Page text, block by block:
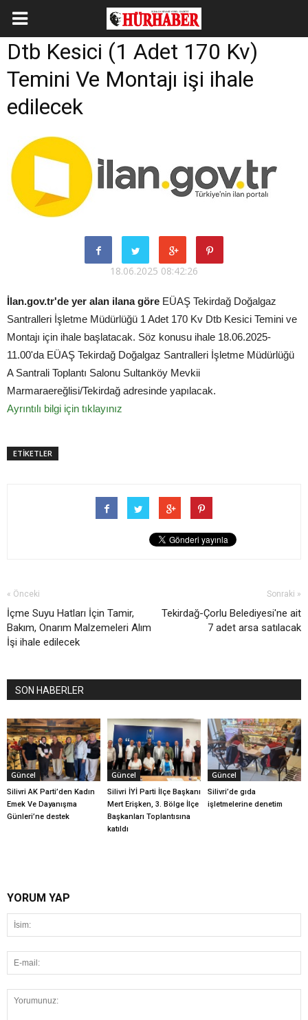
Dtb Kesici (1 Adet 170 Kv)
Temini Ve Montajı işi ihale
edilecek
18.06.2025 08:42:26
İlan.gov.tr'de yer alan ilana göre EÜAŞ Tekirdağ Doğalgaz
Santralleri İşletme Müdürlüğü 1 Adet 170 Kv Dtb Kesici Temini ve
Montajı için ihale başlatacak. Söz konusu ihale 18.06.2025-
11.00'da EÜAŞ Tekirdağ Doğalgaz Santralleri İşletme Müdürlüğü
A Santrali Toplantı Salonu Sultanköy Mevkii
Marmaraereğlisi/Tekirdağ adresinde yapılacak.
Ayrıntılı bilgi için tıklayınız
ETİKETLER
« Önceki
İçme Suyu Hatları İçin Tamir,
Bakım, Onarım Malzemeleri Alım
İşi ihale edilecek
Sonraki »
Tekirdağ-Çorlu Belediyesi'ne ait
7 adet arsa satılacak
SON HABERLER
Güncel
Silivri AK Parti’den Kadın
Emek Ve Dayanışma
Günleri’ne destek
Güncel
Silivri İYİ Parti İlçe Başkanı
Mert Erişken, 3. Bölge İlçe
Başkanları Toplantısına
katıldı
Güncel
Silivri’de gıda
işletmelerine denetim
YORUM YAP